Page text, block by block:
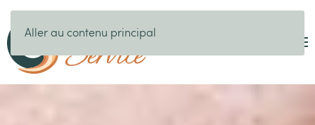
Aller au contenu principal